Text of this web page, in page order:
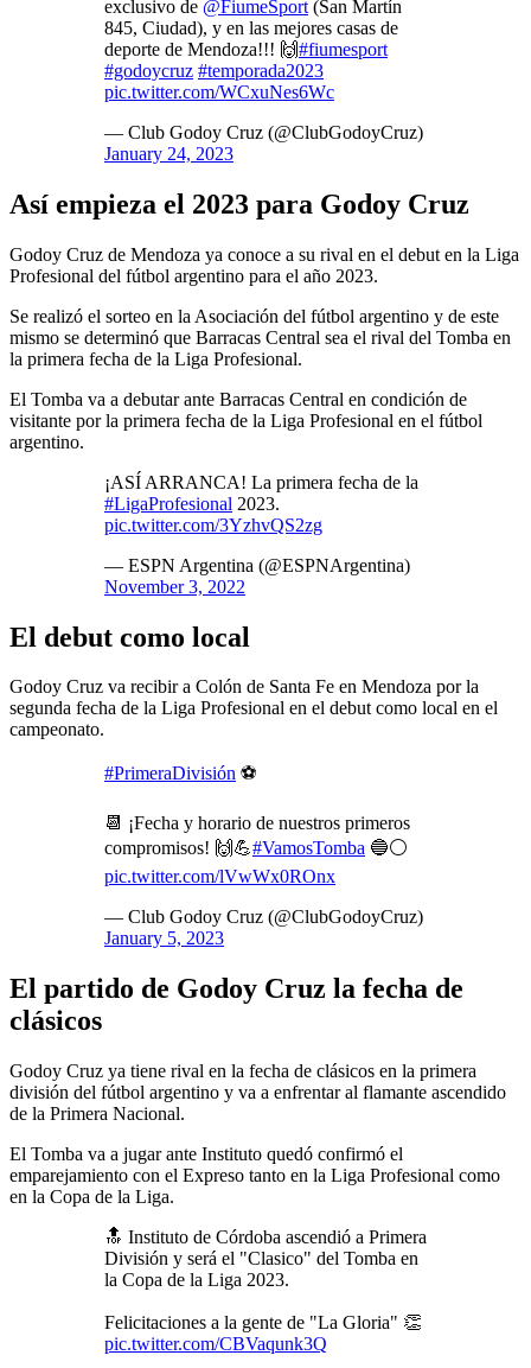
exclusivo de @FiumeSport (San Martín
845, Ciudad), y en las mejores casas de
deporte de Mendoza!!! 🙌#fiumesport
#godoycruz #temporada2023
pic.twitter.com/WCxuNes6Wc
— Club Godoy Cruz (@ClubGodoyCruz)
January 24, 2023
Así empieza el 2023 para Godoy Cruz
Godoy Cruz de Mendoza ya conoce a su rival en el debut en la Liga
Profesional del fútbol argentino para el año 2023.
Se realizó el sorteo en la Asociación del fútbol argentino y de este
mismo se determinó que Barracas Central sea el rival del Tomba en
la primera fecha de la Liga Profesional.
El Tomba va a debutar ante Barracas Central en condición de
visitante por la primera fecha de la Liga Profesional en el fútbol
argentino.
¡ASÍ ARRANCA! La primera fecha de la
#LigaProfesional 2023.
pic.twitter.com/3YzhvQS2zg
— ESPN Argentina (@ESPNArgentina)
November 3, 2022
El debut como local
Godoy Cruz va recibir a Colón de Santa Fe en Mendoza por la
segunda fecha de la Liga Profesional en el debut como local en el
campeonato.
#PrimeraDivisión ⚽
📆 ¡Fecha y horario de nuestros primeros
compromisos! 🙌💪#VamosTomba 🔵⚪
pic.twitter.com/lVwWx0ROnx
— Club Godoy Cruz (@ClubGodoyCruz)
January 5, 2023
El partido de Godoy Cruz la fecha de
clásicos
Godoy Cruz ya tiene rival en la fecha de clásicos en la primera
división del fútbol argentino y va a enfrentar al flamante ascendido
de la Primera Nacional.
El Tomba va a jugar ante Instituto quedó confirmó el
emparejamiento con el Expreso tanto en la Liga Profesional como
en la Copa de la Liga.
🔝 Instituto de Córdoba ascendió a Primera
División y será el "Clasico" del Tomba en
la Copa de la Liga 2023.
Felicitaciones a la gente de "La Gloria" 👏
pic.twitter.com/CBVaqunk3Q